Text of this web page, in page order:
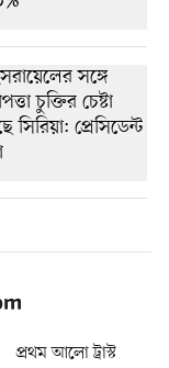
প্রথম আলো ট্রাস্ট